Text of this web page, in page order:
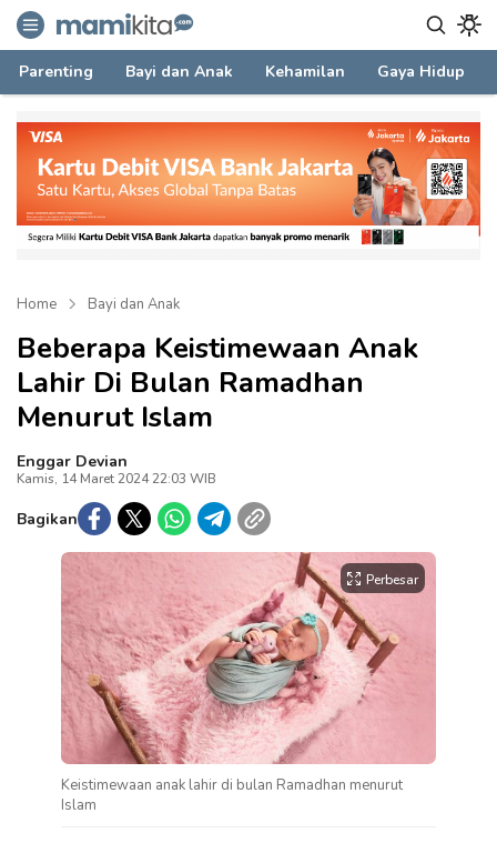
mamikita.com
Informasi Parenting untuk Mami Milenial
Parenting Bayi dan Anak Kehamilan Gaya Hidup
Home Bayi dan Anak
Beberapa Keistimewaan Anak
Lahir Di Bulan Ramadhan
Menurut Islam
Enggar Devian
Kamis, 14 Maret 2024 22:03 WIB
Bagikan
Perbesar
Keistimewaan anak lahir di bulan Ramadhan menurut
Islam